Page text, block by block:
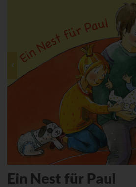
Ein Nest für Paul